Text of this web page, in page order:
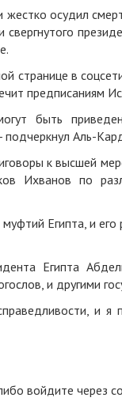
осудил
странице в
предписаниям
быть
подчеркнул Аль-
к высшей
Ихванов по
Египта, и
Египта
и другими
и
войдите через